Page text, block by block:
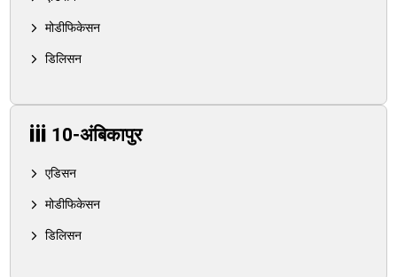
मोडीफिकेसन
डिलिसन
10-अंबिकापुर
एडिसन
मोडीफिकेसन
डिलिसन